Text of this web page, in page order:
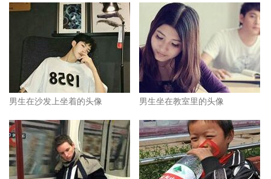
男生在沙发上坐着的头像 男生坐在教室里的头像